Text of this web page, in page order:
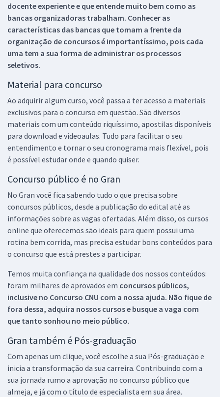
docente experiente e que entende muito bem como as
bancas organizadoras trabalham. Conhecer as
características das bancas que tomam a frente da
organização de concursos é importantíssimo, pois cada
uma tem a sua forma de administrar os processos
seletivos.
Material para concurso
Ao adquirir algum curso, você passa a ter acesso a materiais
exclusivos para o concurso em questão. São diversos
materiais com um conteúdo riquíssimo, apostilas disponíveis
para download e videoaulas. Tudo para facilitar o seu
entendimento e tornar o seu cronograma mais flexível, pois
é possível estudar onde e quando quiser.
Concurso público é no Gran
No Gran você fica sabendo tudo o que precisa sobre
concursos públicos, desde a publicação do edital até as
informações sobre as vagas ofertadas. Além disso, os cursos
online que oferecemos são ideais para quem possui uma
rotina bem corrida, mas precisa estudar bons conteúdos para
o concurso que está prestes a participar.
Temos muita confiança na qualidade dos nossos conteúdos:
foram milhares de aprovados em concursos públicos,
inclusive no Concurso CNU com a nossa ajuda. Não fique de
fora dessa, adquira nossos cursos e busque a vaga com
que tanto sonhou no meio público.
Gran também é Pós-graduação
Com apenas um clique, você escolhe a sua Pós-graduação e
inicia a transformação da sua carreira. Contribuindo com a
sua jornada rumo a aprovação no concurso público que
almeja, e já com o título de especialista em sua área.